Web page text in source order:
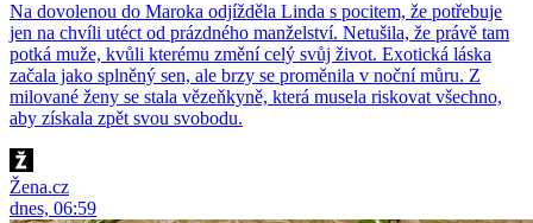
Na dovolenou do Maroka odjížděla Linda s pocitem, že potřebuje
jen na chvíli utéct od prázdného manželství. Netušila, že právě tam
potká muže, kvůli kterému změní celý svůj život. Exotická láska
začala jako splněný sen, ale brzy se proměnila v noční můru. Z
milované ženy se stala vězeňkyně, která musela riskovat všechno,
aby získala zpět svou svobodu.
Žena.cz
dnes, 06:59